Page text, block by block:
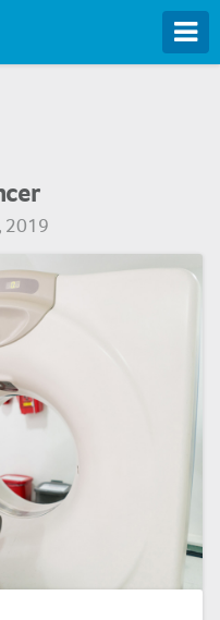
2019